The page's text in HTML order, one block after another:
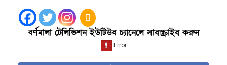
বর্ণমালা টেলিভিশন ইউটিউব চ্যানেলে সাবস্ক্রাইব করুন